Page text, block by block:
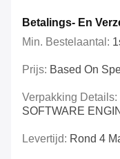
Betalings- En
Min. Bestelaantal:
Prijs: Based On
Verpakking Details:
SOFTWARE
Levertijd: Rond 4